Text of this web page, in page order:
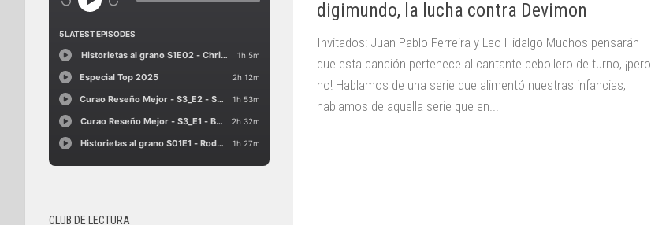
digimundo, la lucha contra Devimon
Invitados: Juan Pablo Ferreira y Leo Hidalgo Muchos pensarán
que esta canción pertenece al cantante cebollero de turno, ¡pero
no! Hablamos de una serie que alimentó nuestras infancias,
hablamos de aquella serie que en...
CLUB DE LECTURA